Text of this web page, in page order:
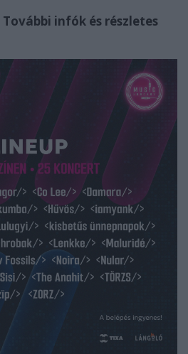
További infók és részletes